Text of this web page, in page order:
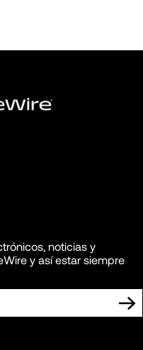
noticias y
y así estar siempre